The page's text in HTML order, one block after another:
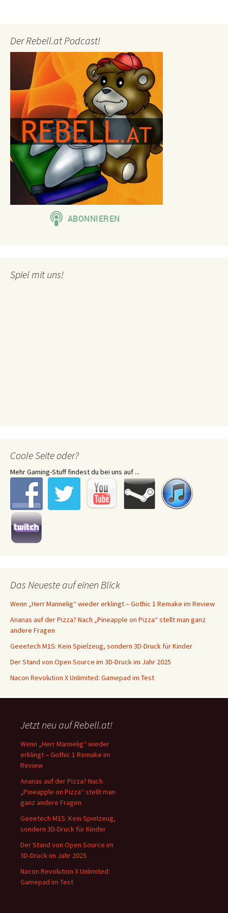
Der Rebell.at Podcast!
Spiel mit uns!
Coole Seite oder?
Mehr Gaming-Stuff findest du bei uns auf ...
Das Neueste auf einen Blick
Wenn „Herr Mannelig“ wieder erklingt – Gothic 1 Remake im Review
Ananas auf der Pizza? Nach „Pineapple on Pizza“ stellt man ganz
andere Fragen
Geeetech M1S: Kein Spielzeug, sondern 3D-Druck für Kinder
Der Stand von Open Source im 3D-Druck im Jahr 2025
Nacon Revolution X Unlimited: Gamepad im Test
Jetzt neu auf Rebell.at!
Wenn „Herr Mannelig“ wieder
erklingt – Gothic 1 Remake im
Review
Ananas auf der Pizza? Nach
„Pineapple on Pizza“ stellt man
ganz andere Fragen
Geeetech M1S: Kein Spielzeug,
sondern 3D-Druck für Kinder
Der Stand von Open Source im
3D-Druck im Jahr 2025
Nacon Revolution X Unlimited:
Gamepad im Test